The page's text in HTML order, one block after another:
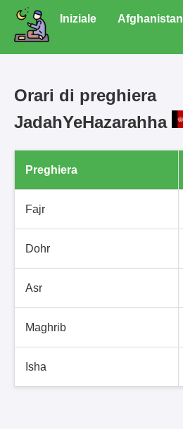
Iniziale Afghanistan
Orari di preghiera
JadahYeHazarahha
Preghiera
Fajr
Dohr
Asr
Maghrib
Isha